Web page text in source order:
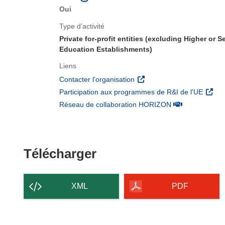
Oui
Type d’activité
Private for-profit entities (excluding Higher or
Education Establishments)
Liens
Contacter l’organisation (s’ouvre dans une nouvelle
Participation aux programmes de R&I de l'UE
Réseau de collaboration HORIZON(s’ouvre dans
TéléchargerTélécharger le
XML PDF